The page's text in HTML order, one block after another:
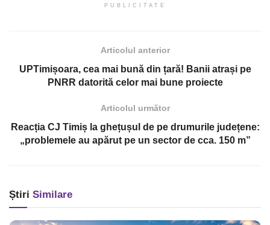
PUBLICITATE
Articolul anterior
UPTimișoara, cea mai bună din țară! Banii atrași pe
PNRR datorită celor mai bune proiecte
Articolul următor
Reacția CJ Timiș la ghețușul de pe drumurile județene:
„problemele au apărut pe un sector de cca. 150 m”
Știri Similare